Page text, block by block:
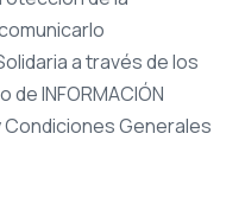
a través de los
INFORMACIÓN
Condiciones Generales